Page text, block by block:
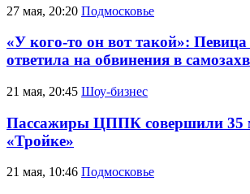
27 мая, 20:20 Подмосковье
«У кого-то он вот такой»:
ответила на обвинения в
21 мая, 20:45 Шоу-бизнес
Пассажиры ЦППК совершили 35
«Тройке»
21 мая, 10:46 Подмосковье